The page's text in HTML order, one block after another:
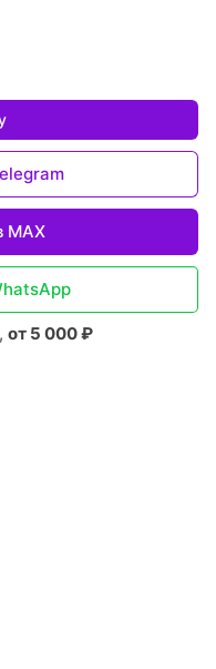
MAX
от 5 000 ₽